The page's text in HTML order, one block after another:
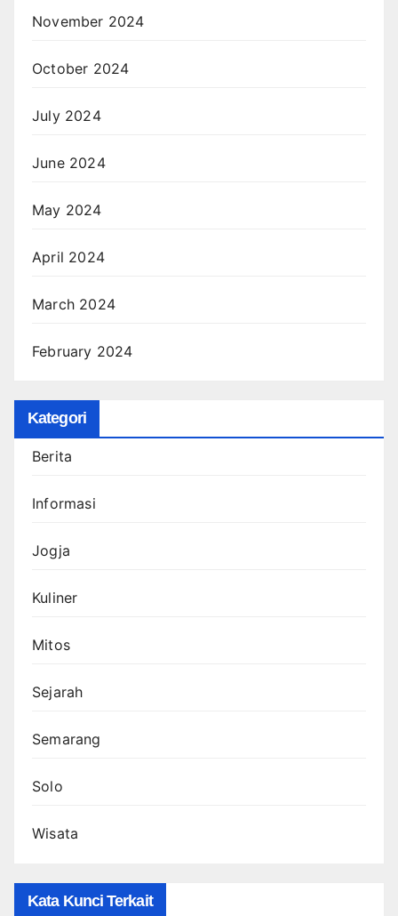
November 2024
October 2024
July 2024
June 2024
May 2024
April 2024
March 2024
February 2024
Kategori
Berita
Informasi
Jogja
Kuliner
Mitos
Sejarah
Semarang
Solo
Wisata
Kata Kunci Terkait